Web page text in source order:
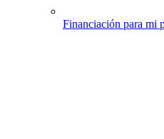
Financiación para mi